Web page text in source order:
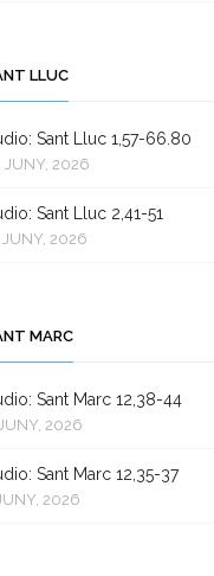
LLUC
Sant Lluc 1,57-66.80
JUNY, 2026
Sant Lluc 2,41-51
JUNY, 2026
MARC
Sant Marc 12,38-44
2026
Sant Marc 12,35-37
2026